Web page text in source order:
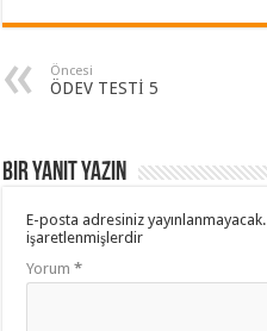
Öncesi
ÖDEV TESTİ 5
Bir yanıt yazın
E-posta adresiniz yayınlanmayacak.
işaretlenmişlerdir
Yorum*